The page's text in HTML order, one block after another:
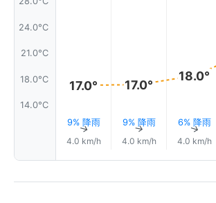
24.0°C
21.0°C
18.0°C
14.0°C
17.0°
9% 降雨
↑
4.0 km/h
17.0°
9% 降雨
↑
4.0 km/h
18.0°
6% 降雨
↑
4.0 km/h